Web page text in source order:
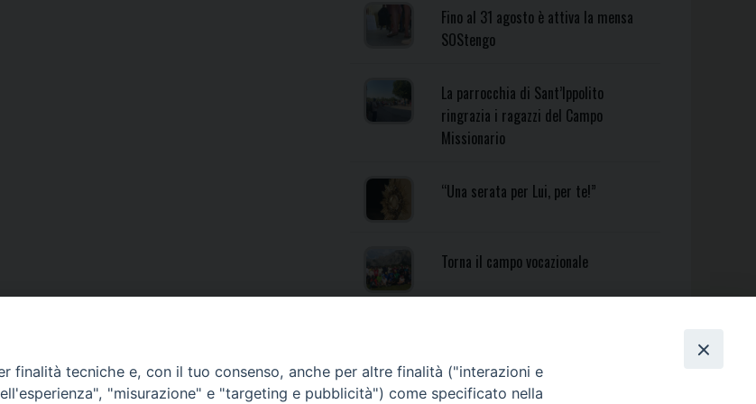
Fino al 31 agosto è attiva la mensa
SOStengo
La parrocchia di Sant’Ippolito
ringrazia i ragazzi del Campo
Missionario
“Una serata per Lui, per te!”
Torna il campo vocazionale
finalità tecniche e, con il tuo consenso, anche per altre finalità ("interazioni e
"misurazione" e "targeting e pubblicità") come specificato nella